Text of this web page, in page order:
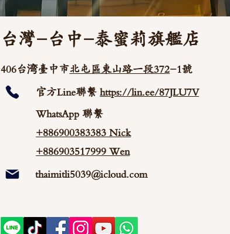
台灣-台中-泰蜜莉旗艦店
406台湾臺中市北屯區東山路一段372-1號
官方Line聯繫https://lin.ee/87JLU7V
WhatsApp 聯繫
+886900383383 Nick
+886903517999 Wen
thaimitli5039@icloud.com